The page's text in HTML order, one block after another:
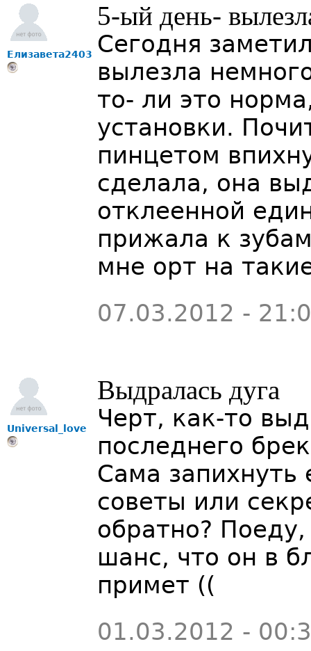
Елизавета2403
5-ый день-
Сегодня
вылезла
то- ли это
установки.
пинцетом
сделала, она
отклеенной
прижала к
мне орт на
07.03.2012 -
Universal_love
Выдралась дуга
Черт, как-то
последнего
Сама запихнуть
советы или
обратно?
шанс, что он в
примет ((
01.03.2012 -